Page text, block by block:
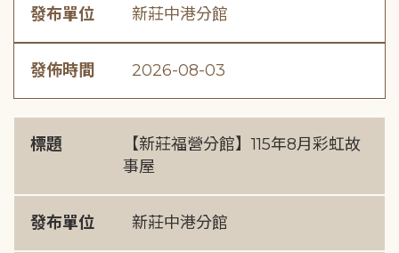
發布單位 新莊中港分館
發佈時間 2026-08-03
標題
【新莊福營分館】115年8月彩虹故
事屋
發布單位 新莊中港分館